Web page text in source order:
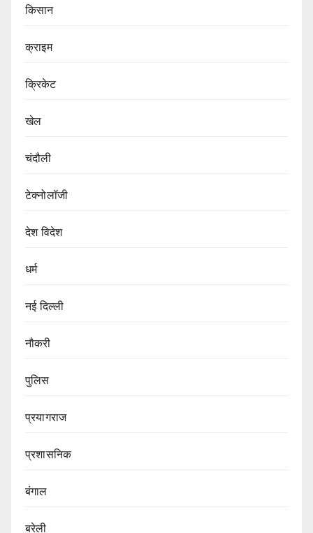
किसान
क्राइम
क्रिकेट
खेल
चंदौली
टेक्नोलॉजी
देश विदेश
धर्म
नई दिल्ली
नौकरी
पुलिस
प्रयागराज
प्रशासनिक
बंगाल
बरेली